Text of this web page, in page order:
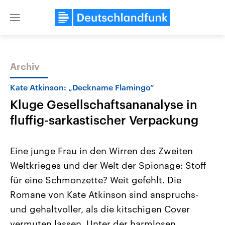
Close
Themen
Landtagswahl Sachsen-Anhalt
2026
Alle Informationen
Sachsen-Anhalt wählt am 6.
September 2026 einen neuen
Landtag. Seit 2021 wird das
Bundesland von einer Koalition aus
USA
Aktuelle Beiträge,
Hintergründe
Wirtschaftlich und
gehören die Vereinigten
den mächtigsten Ländern
mit großem Einfluss auf
Archiv
Kate Atkinson: „Deckname Flamingo“
Kluge Gesellschaftsananalyse in
fluffig-sarkastischer Verpackung
Eine junge Frau in den Wirren des Zweiten
Weltkrieges und der Welt der Spionage: Stoff
für eine Schmonzette? Weit gefehlt. Die
Romane von Kate Atkinson sind anspruchs-
und gehaltvoller, als die kitschigen Cover